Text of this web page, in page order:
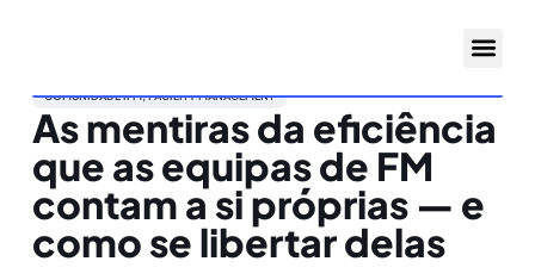
COMUNIDADE IFM,FACILITY MANAGEMENT
As mentiras da eficiência
que as equipas de FM
contam a si próprias — e
como se libertar delas